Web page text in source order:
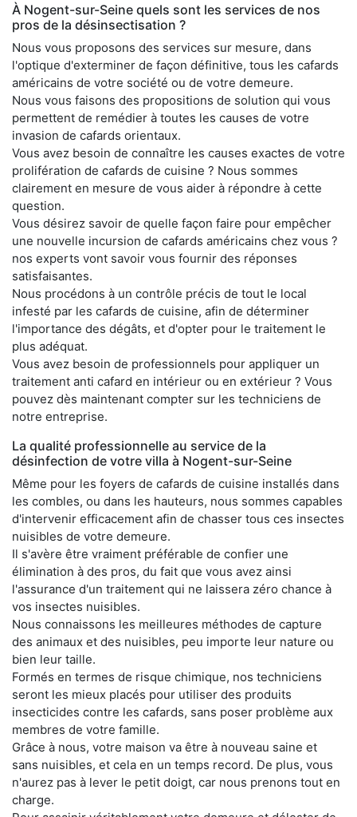
À Nogent-sur-Seine quels sont les services de nos
pros de la désinsectisation ?
Nous vous proposons des services sur mesure, dans
l'optique d'exterminer de façon définitive, tous les cafards
américains de votre société ou de votre demeure.
Nous vous faisons des propositions de solution qui vous
permettent de remédier à toutes les causes de votre
invasion de cafards orientaux.
Vous avez besoin de connaître les causes exactes de votre
prolifération de cafards de cuisine ? Nous sommes
clairement en mesure de vous aider à répondre à cette
question.
Vous désirez savoir de quelle façon faire pour empêcher
une nouvelle incursion de cafards américains chez vous ?
nos experts vont savoir vous fournir des réponses
satisfaisantes.
Nous procédons à un contrôle précis de tout le local
infesté par les cafards de cuisine, afin de déterminer
l'importance des dégâts, et d'opter pour le traitement le
plus adéquat.
Vous avez besoin de professionnels pour appliquer un
traitement anti cafard en intérieur ou en extérieur ? Vous
pouvez dès maintenant compter sur les techniciens de
notre entreprise.
La qualité professionnelle au service de la
désinfection de votre villa à Nogent-sur-Seine
Même pour les foyers de cafards de cuisine installés dans
les combles, ou dans les hauteurs, nous sommes capables
d'intervenir efficacement afin de chasser tous ces insectes
nuisibles de votre demeure.
Il s'avère être vraiment préférable de confier une
élimination à des pros, du fait que vous avez ainsi
l'assurance d'un traitement qui ne laissera zéro chance à
vos insectes nuisibles.
Nous connaissons les meilleures méthodes de capture
des animaux et des nuisibles, peu importe leur nature ou
bien leur taille.
Formés en termes de risque chimique, nos techniciens
seront les mieux placés pour utiliser des produits
insecticides contre les cafards, sans poser problème aux
membres de votre famille.
Grâce à nous, votre maison va être à nouveau saine et
sans nuisibles, et cela en un temps record. De plus, vous
n'aurez pas à lever le petit doigt, car nous prenons tout en
charge.